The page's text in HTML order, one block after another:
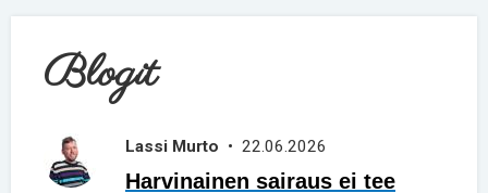
Blogit
Lassi Murto • 22.06.2026
Harvinainen sairaus ei tee